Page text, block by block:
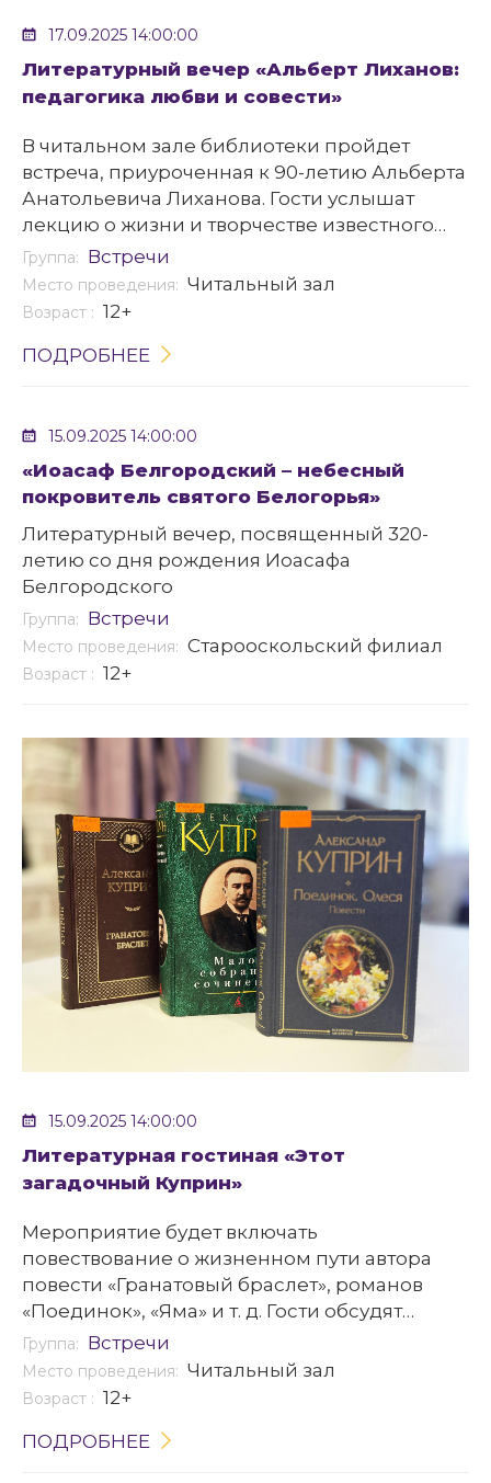
17.09.2025 14:00:00
Литературный вечер «Альберт Лиханов:
педагогика любви и совести»
В читальном зале библиотеки пройдет
встреча, приуроченная к 90-летию Альберта
Анатольевича Лиханова. Гости услышат
лекцию о жизни и творчестве известного
советского и российского писателя и
общественного деятеля. Также обсудят
важные вопросы воспитания молодежи.
Группа: Встречи
Место проведения: Читальный зал
Возраст : 12+
ПОДРОБНЕЕ
15.09.2025 14:00:00
«Иоасаф Белгородский – небесный
покровитель святого Белогорья»
Литературный вечер, посвященный 320-
летию со дня рождения Иоасафа
Белгородского
Группа: Встречи
Место проведения: Старооскольский филиал
Возраст : 12+
15.09.2025 14:00:00
Литературная гостиная «Этот
загадочный Куприн»
Мероприятие будет включать
повествование о жизненном пути автора
повести «Гранатовый браслет», романов
«Поединок», «Яма» и т. д. Гости обсудят
ключевые произведения и постараются
раскрыть особенности стиля Куприна.
Группа: Встречи
Место проведения: Читальный зал
Возраст : 12+
ПОДРОБНЕЕ